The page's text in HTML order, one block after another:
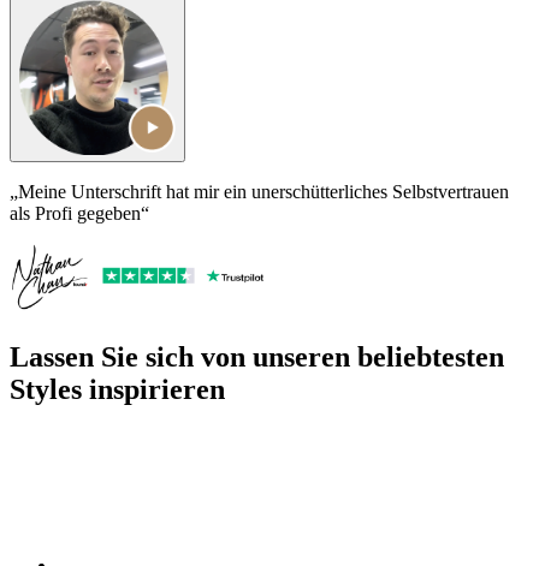
„Meine Unterschrift hat mir ein unerschütterliches Selbstvertrauen
als Profi gegeben“
Lassen Sie sich von unseren beliebtesten
Styles inspirieren